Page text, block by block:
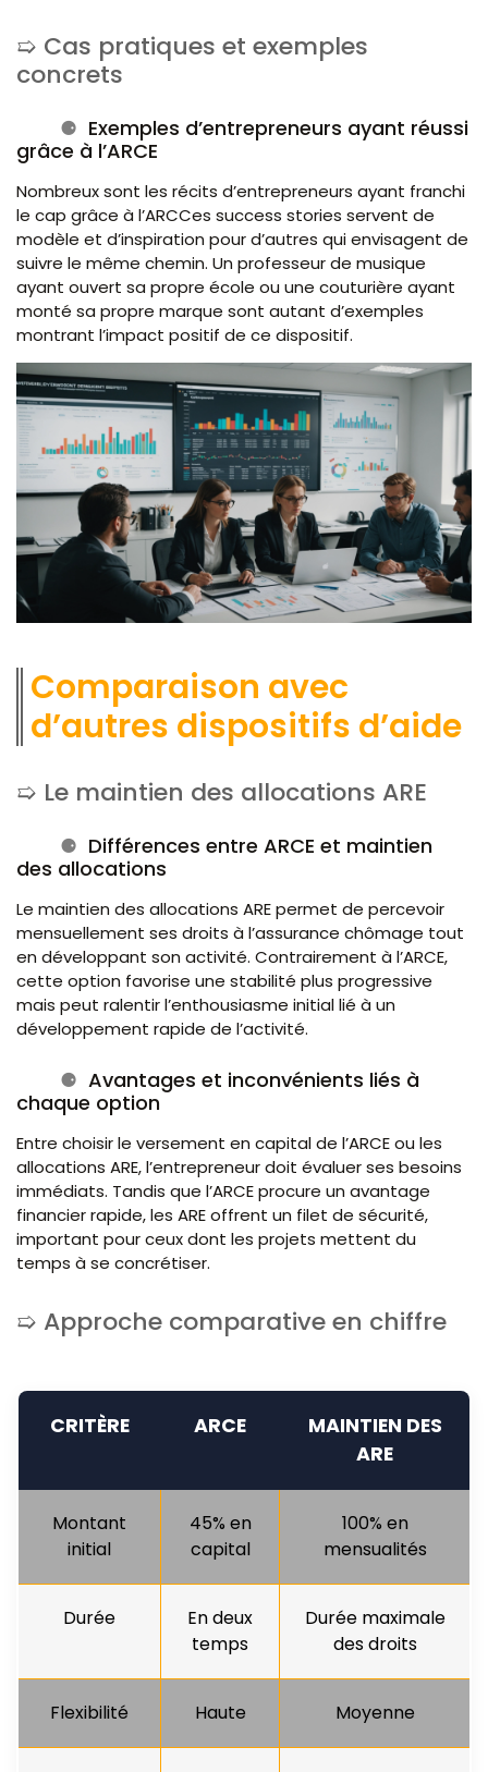
Cas pratiques et exemples
concrets
Exemples d’entrepreneurs ayant réussi
grâce à l’ARCE
Nombreux sont les récits d’entrepreneurs ayant franchi
le cap grâce à l’ARCCes success stories servent de
modèle et d’inspiration pour d’autres qui envisagent de
suivre le même chemin. Un professeur de musique
ayant ouvert sa propre école ou une couturière ayant
monté sa propre marque sont autant d’exemples
montrant l’impact positif de ce dispositif.
Comparaison avec
d’autres dispositifs d’aide
Le maintien des allocations ARE
Différences entre ARCE et maintien
des allocations
Le maintien des allocations ARE permet de percevoir
mensuellement ses droits à l’assurance chômage tout
en développant son activité. Contrairement à l’ARCE,
cette option favorise une stabilité plus progressive
mais peut ralentir l’enthousiasme initial lié à un
développement rapide de l’activité.
Avantages et inconvénients liés à
chaque option
Entre choisir le versement en capital de l’ARCE ou les
allocations ARE, l’entrepreneur doit évaluer ses besoins
immédiats. Tandis que l’ARCE procure un avantage
financier rapide, les ARE offrent un filet de sécurité,
important pour ceux dont les projets mettent du
temps à se concrétiser.
Approche comparative en chiffre
CRITÈRE ARCE
MAINTIEN DES
ARE
Montant
initial
45% en
capital
100% en
mensualités
Durée
En deux
temps
Durée maximale
des droits
Flexibilité Haute Moyenne